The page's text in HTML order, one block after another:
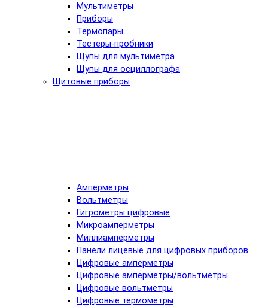
Мультиметры
Приборы
Термопары
Тестеры-пробники
Щупы для мультиметра
Щупы для осциллографа
Щитовые приборы
Амперметры
Вольтметры
Гигрометры цифровые
Микроамперметры
Миллиамперметры
Панели лицевые для цифровых приборов
Цифровые амперметры
Цифровые амперметры/вольтметры
Цифровые вольтметры
Цифровые термометры